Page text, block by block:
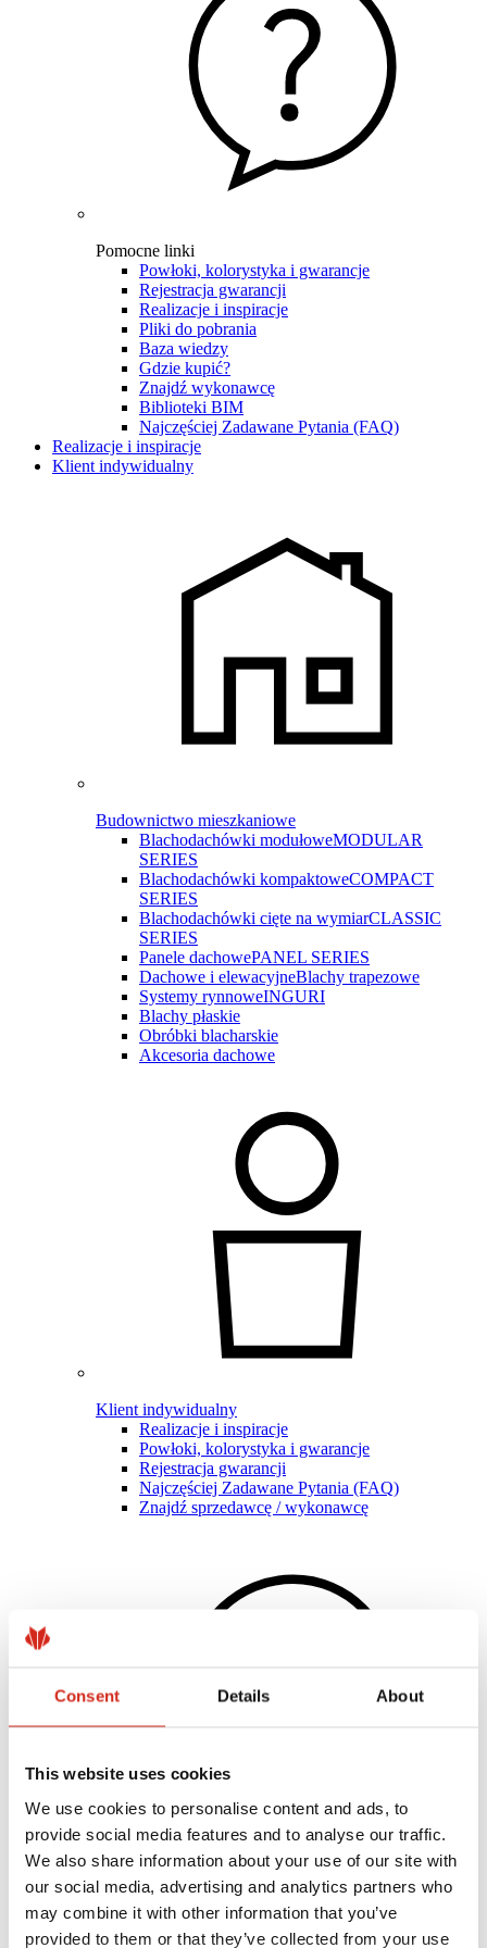
Consent Details About
This website uses cookies
We use cookies to personalise content and ads, to
provide social media features and to analyse our traffic.
We also share information about your use of our site with
our social media, advertising and analytics partners who
may combine it with other information that you’ve
provided to them or that they’ve collected from your use
Pomocne linki
Powłoki, kolorystyka i gwarancje
Rejestracja gwarancji
Realizacje i inspiracje
Pliki do pobrania
Baza wiedzy
Gdzie kupić?
Znajdź wykonawcę
Biblioteki BIM
Najczęściej Zadawane Pytania (FAQ)
Realizacje i inspiracje
Klient indywidualny
Budownictwo mieszkaniowe
Blachodachówki modułoweMODULAR
SERIES
Blachodachówki kompaktoweCOMPACT
SERIES
Blachodachówki cięte na wymiarCLASSIC
SERIES
Panele dachowePANEL SERIES
Dachowe i elewacyjneBlachy trapezowe
Systemy rynnoweINGURI
Blachy płaskie
Obróbki blacharskie
Akcesoria dachowe
Klient indywidualny
Realizacje i inspiracje
Powłoki, kolorystyka i gwarancje
Rejestracja gwarancji
Najczęściej Zadawane Pytania (FAQ)
Znajdź sprzedawcę / wykonawcę
Pomocne linki
Powłoki, kolorystyka i gwarancje
Rejestracja gwarancji
Realizacje i inspiracje
Pliki do pobrania